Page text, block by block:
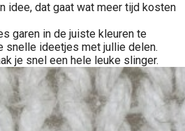
idee, dat gaat wat meer tijd kosten
garen in de juiste kleuren te
snelle ideetjes met jullie delen.
je snel een hele leuke slinger.